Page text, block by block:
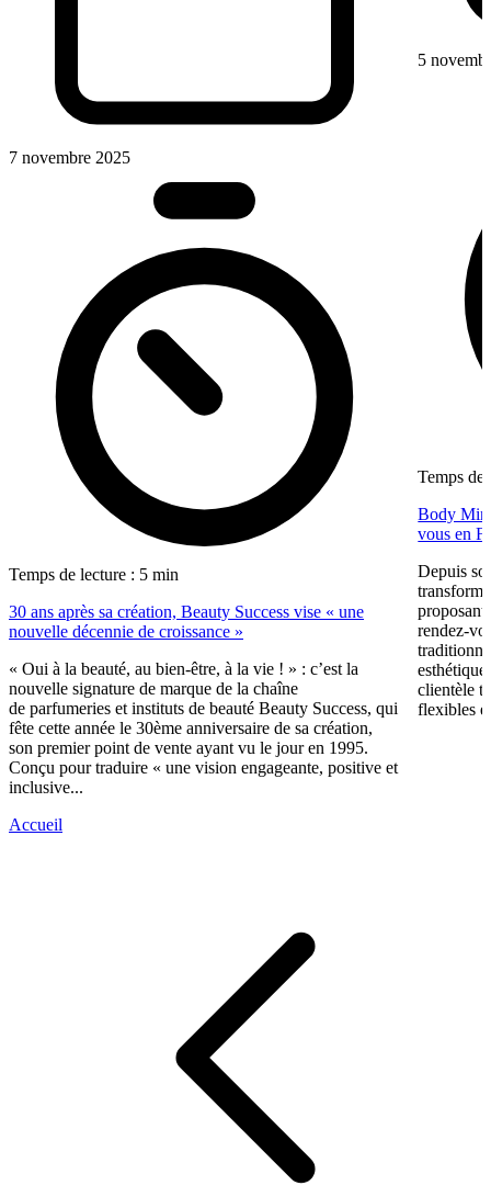
7 novembre 2025
Temps de lecture : 5 min
30 ans après sa création, Beauty Success vise « une
nouvelle décennie de croissance »
« Oui à la beauté, au bien-être, à la vie ! » : c’est la
nouvelle signature de marque de la chaîne
de parfumeries et instituts de beauté Beauty Success, qui
fête cette année le 30ème anniversaire de sa création,
son premier point de vente ayant vu le jour en 1995.
Conçu pour traduire « une vision engageante, positive et
inclusive...
5
Temps de
Body
vous en
Depuis
proposant
rendez-
clientèle
flexibles
Accueil